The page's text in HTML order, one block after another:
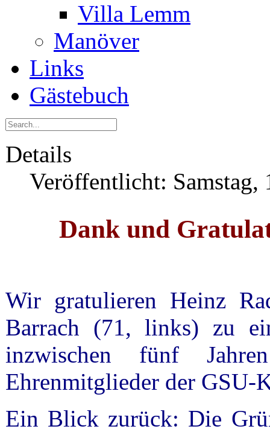
Villa Lemm
Manöver
Links
Gästebuch
Details
Veröffentlicht: Samstag,
Dank und
Wir gratulieren Heinz
Barrach (71, links) zu
inzwischen fünf
Ehrenmitglieder der GSU-
Ein Blick zurück: Die